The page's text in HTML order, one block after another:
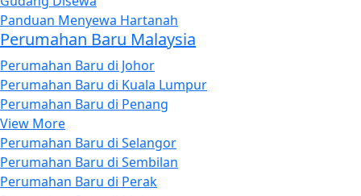
Panduan Menyewa Hartanah
Perumahan Baru Malaysia
Perumahan Baru di Johor
Perumahan Baru di Kuala Lumpur
Perumahan Baru di Penang
View More
Perumahan Baru di Selangor
Perumahan Baru di Sembilan
Perumahan Baru di Perak